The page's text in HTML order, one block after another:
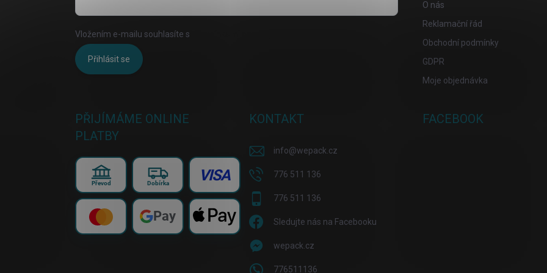
Vložením e-mailu souhlasíte s
Přihlásit se
O nás
Reklamační řád
Obchodní podmínky
GDPR
Moje objednávka
PŘIJÍMÁME ONLINE
PLATBY
Převod Dobírka VISA
Pay
KONTAKT
info@wepack.cz
776 511 136
776 511 136
Sledujte nás na Facebooku
wepack.cz
776511136
FACEBOOK